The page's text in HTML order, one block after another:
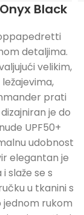
Black
detaljima.
velikim,
prati
je do
UPF50+
udobnost
elegantan je
slaže se s
u tkanini s
jednom rukom